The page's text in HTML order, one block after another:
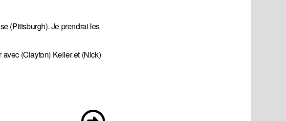
(Pittsburgh). Je prendrai les
(Clayton) Keller et (Nick)